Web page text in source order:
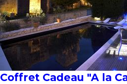
Coffret Cadeau "A la